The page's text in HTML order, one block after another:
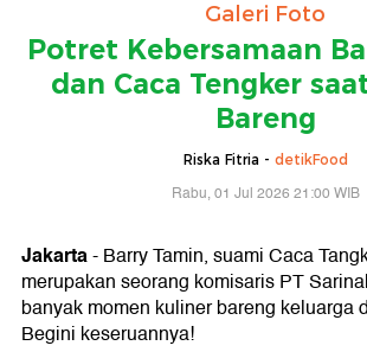
Galeri Foto
Potret Kebersamaan
dan Caca Tengker
Bareng
Riska Fitria - detikFood
Rabu, 01 Jul 2026 21:00 WIB
Jakarta- Barry Tamin, suami Caca
merupakan seorang komisaris PT
banyak momen kuliner bareng keluarga
Begini keseruannya!